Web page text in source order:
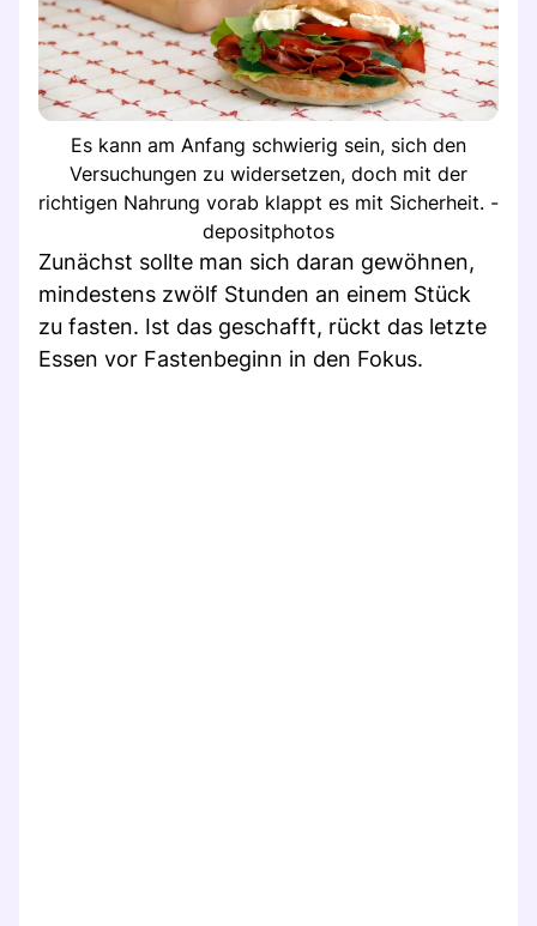
Es kann am Anfang schwierig sein, sich den
Versuchungen zu widersetzen, doch mit der
richtigen Nahrung vorab klappt es mit Sicherheit. -
depositphotos
Zunächst sollte man sich daran gewöhnen,
mindestens zwölf Stunden an einem Stück
zu fasten. Ist das geschafft, rückt das letzte
Essen vor Fastenbeginn in den Fokus.